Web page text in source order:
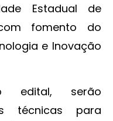
Estadual de
fomento do
e Inovação
serão
técnicas para